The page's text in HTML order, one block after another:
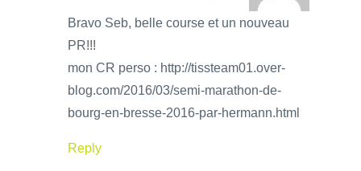
Bravo Seb, belle course et un nouveau
PR!!!
mon CR perso : http://tissteam01.over-
blog.com/2016/03/semi-marathon-de-
bourg-en-bresse-2016-par-hermann.html
Reply